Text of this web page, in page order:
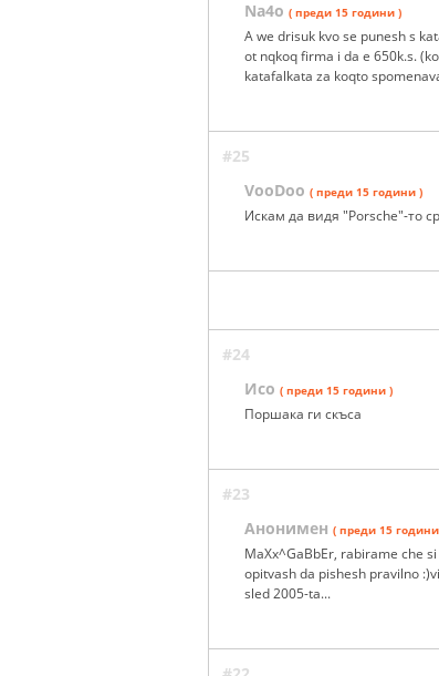
Na4o ( преди 15 години )
A we drisuk kvo se punesh s
ot nqkoq firma i da e 650k.s.
katafalkata za koqto
#25
VooDoo ( преди 15 години )
Искам да видя "Porsche"-то
#24
Исо ( преди 15 години )
Поршака ги скъса
#23
Анонимен ( преди 15
MaXx^GaBbEr, rabirame che
opitvash da pishesh pravilno
sled 2005-ta...